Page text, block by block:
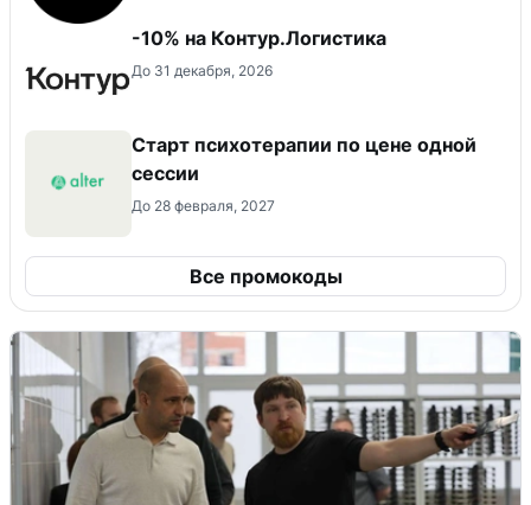
-10% на Контур.Логистика
До 31 декабря, 2026
Старт психотерапии по цене одной
сессии
До 28 февраля, 2027
Все промокоды